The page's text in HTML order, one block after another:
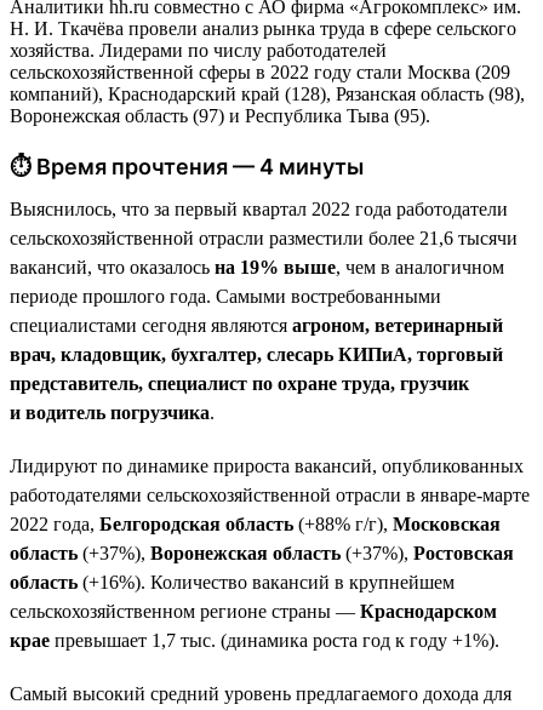
Аналитики hh.ru совместно с АО фирма «Агрокомплекс» им.
Н. И. Ткачёва провели анализ рынка труда в сфере сельского
хозяйства. Лидерами по числу работодателей
сельскохозяйственной сферы в 2022 году стали Москва (209
компаний), Краснодарский край (128), Рязанская область (98),
Воронежская область (97) и Республика Тыва (95).
⏱ Время прочтения — 4 минуты
Выяснилось, что за первый квартал 2022 года работодатели
сельскохозяйственной отрасли разместили более 21,6 тысячи
вакансий, что оказалось на 19% выше, чем в аналогичном
периоде прошлого года. Самыми востребованными
специалистами сегодня являются агроном, ветеринарный
врач, кладовщик, бухгалтер, слесарь КИПиА, торговый
представитель, специалист по охране труда, грузчик
и водитель погрузчика.
Лидируют по динамике прироста вакансий, опубликованных
работодателями сельскохозяйственной отрасли в январе-марте
2022 года, Белгородская область (+88% г/г), Московская
область (+37%), Воронежская область (+37%), Ростовская
область (+16%). Количество вакансий в крупнейшем
сельскохозяйственном регионе страны — Краснодарском
крае превышает 1,7 тыс. (динамика роста год к году +1%).
Самый высокий средний уровень предлагаемого дохода для